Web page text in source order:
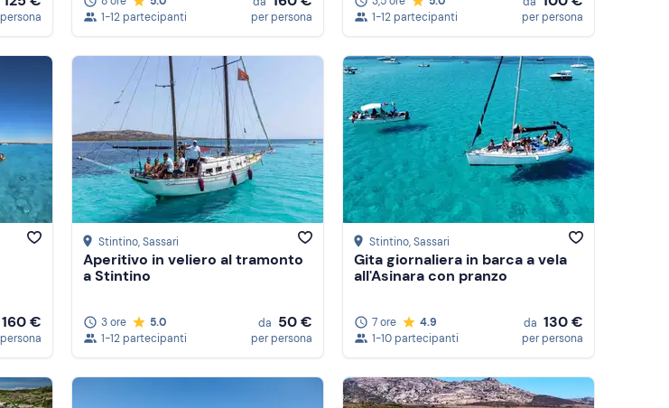
1-12 partecipanti
per persona
1-12 partecipanti
per persona
160 €
Stintino, Sassari
Aperitivo in veliero al tramonto
a Stintino
3 ore
5.0
1-12 partecipanti
da 50 €
per persona
Stintino, Sassari
Gita giornaliera in barca a vela
all'Asinara con pranzo
7 ore
4.9
1-10 partecipanti
da 130 €
per persona